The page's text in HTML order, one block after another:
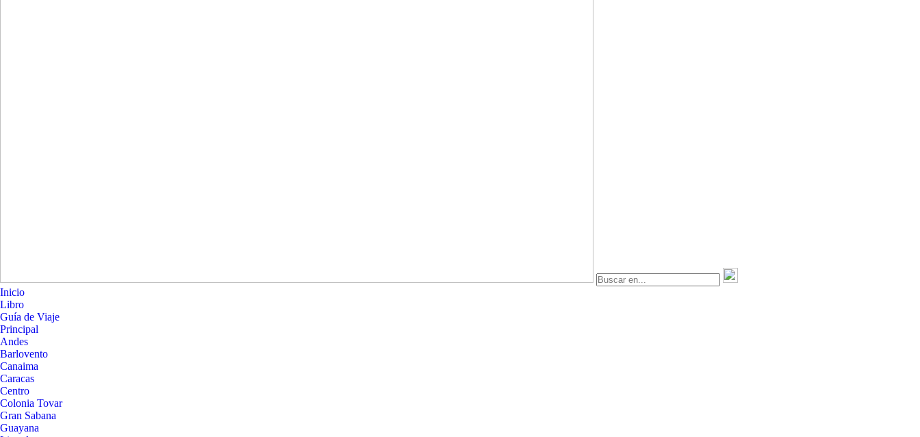
Inicio
Libro
Guía de Viaje
Principal
Andes
Barlovento
Canaima
Caracas
Centro
Colonia Tovar
Gran Sabana
Guayana